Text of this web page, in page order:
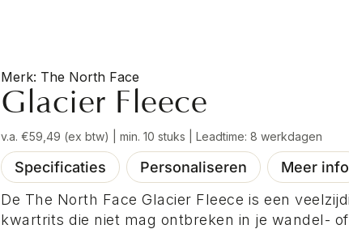
The North Face
Glacier Fleece
v.a. €59,49 (ex btw) | min. 10 stuks | Leadtime: 8 werkdagen
Specificaties Personaliseren
Meer info
De The North Face Glacier Fleece is een
kwartrits die niet mag ontbreken in je wandel-